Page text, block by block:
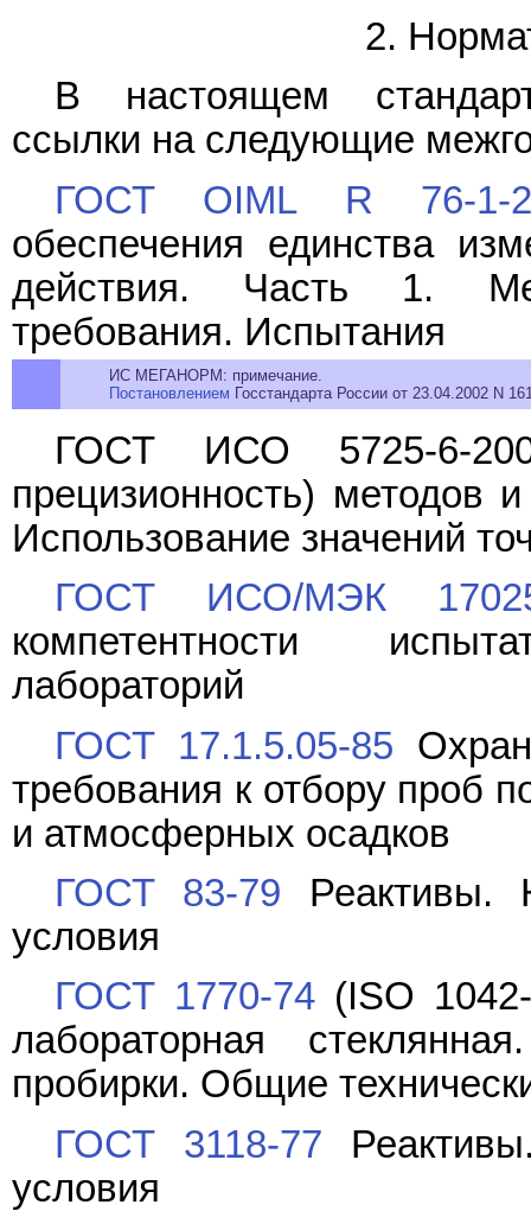
2.
В настоящем
ссылки на следующие
ГОСТ OIML R 76-1-
обеспечения единства
действия. Часть 1.
требования. Испытания
ИС МЕГАНОРМ: примечание.
Постановлением Госстандарта России от 23.04.2002 N
ГОСТ ИСО 5725-6-
прецизионность) методов
Использование значений
ГОСТ ИСО/МЭК
компетентности
лабораторий
ГОСТ 17.1.5.05-85
требования к отбору проб
и атмосферных осадков
ГОСТ 83-79 Реактивы.
условия
ГОСТ 1770-74 (ISO
лабораторная
пробирки. Общие
ГОСТ 3118-77
условия